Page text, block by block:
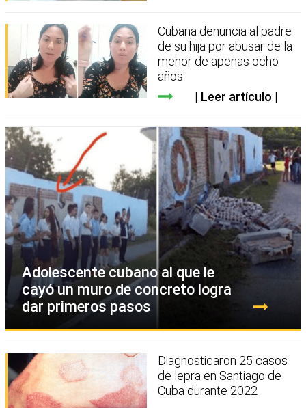
Cubana denuncia al padre
de su hija por abusar de la
menor de apenas ocho
años
Leer artículo
Adolescente cubano al que le
cayó un muro de concreto logra
dar primeros pasos
Diagnosticaron 25 casos
de lepra en Santiago de
Cuba durante 2022